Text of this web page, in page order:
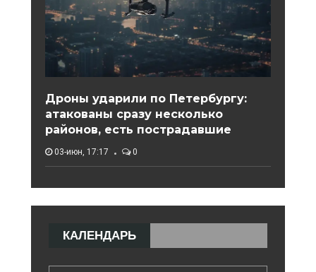
Дроны ударили по Петербургу:
атакованы сразу несколько
районов, есть пострадавшие
03-июн, 17:17 0
КАЛЕНДАРЬ